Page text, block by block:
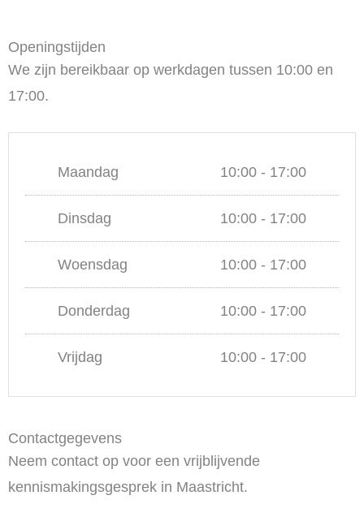
Openingstijden
We zijn bereikbaar op werkdagen tussen 10:00 en
17:00.
Maandag 10:00 - 17:00
Dinsdag 10:00 - 17:00
Woensdag 10:00 - 17:00
Donderdag 10:00 - 17:00
Vrijdag 10:00 - 17:00
Contactgegevens
Neem contact op voor een vrijblijvende
kennismakingsgesprek in Maastricht.